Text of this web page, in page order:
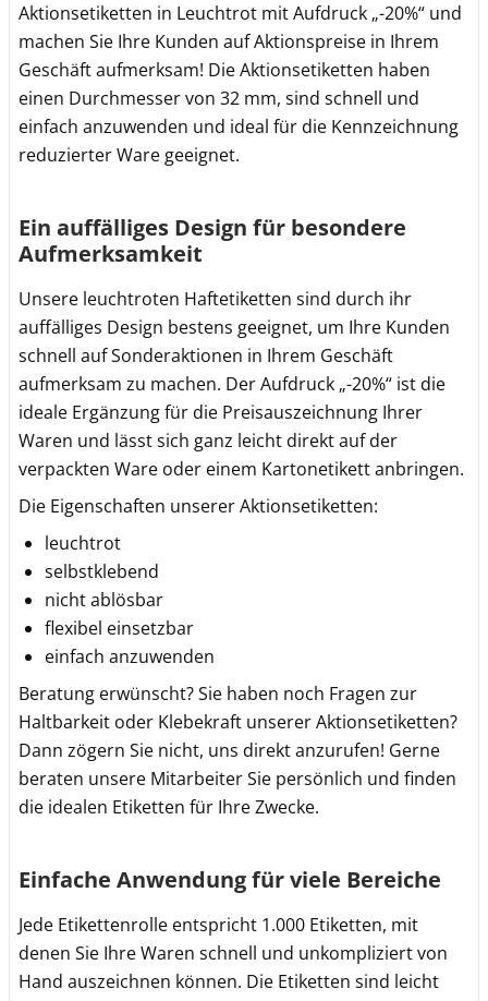
Aktionsetiketten in Leuchtrot mit Aufdruck „-20%“ und
machen Sie Ihre Kunden auf Aktionspreise in Ihrem
Geschäft aufmerksam! Die Aktionsetiketten haben
einen Durchmesser von 32 mm, sind schnell und
einfach anzuwenden und ideal für die Kennzeichnung
reduzierter Ware geeignet.
Ein auffälliges Design für besondere
Aufmerksamkeit
Unsere leuchtroten Haftetiketten sind durch ihr
auffälliges Design bestens geeignet, um Ihre Kunden
schnell auf Sonderaktionen in Ihrem Geschäft
aufmerksam zu machen. Der Aufdruck „-20%“ ist die
ideale Ergänzung für die Preisauszeichnung Ihrer
Waren und lässt sich ganz leicht direkt auf der
verpackten Ware oder einem Kartonetikett anbringen.
Die Eigenschaften unserer Aktionsetiketten:
leuchtrot
selbstklebend
nicht ablösbar
flexibel einsetzbar
einfach anzuwenden
Beratung erwünscht? Sie haben noch Fragen zur
Haltbarkeit oder Klebekraft unserer Aktionsetiketten?
Dann zögern Sie nicht, uns direkt anzurufen! Gerne
beraten unsere Mitarbeiter Sie persönlich und finden
die idealen Etiketten für Ihre Zwecke.
Einfache Anwendung für viele Bereiche
Jede Etikettenrolle entspricht 1.000 Etiketten, mit
denen Sie Ihre Waren schnell und unkompliziert von
Hand auszeichnen können. Die Etiketten sind leicht